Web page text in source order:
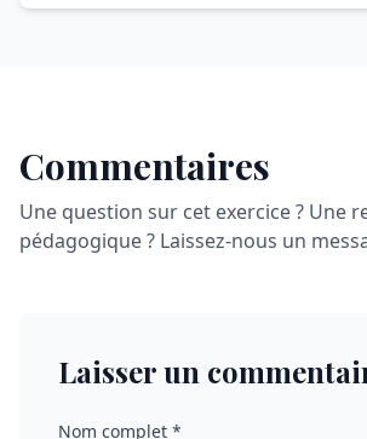
Commentaires
Une question sur cet exercice ? Une
pédagogique ? Laissez-nous un
Laisser un
Nom complet *